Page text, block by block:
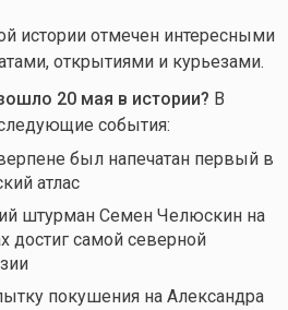
истории отмечен интересными
открытиями и курьезами.
20 мая в истории? В
события:
был напечатан первый в
атлас
штурман Семен Челюскин на
достиг самой северной
покушения на Александра